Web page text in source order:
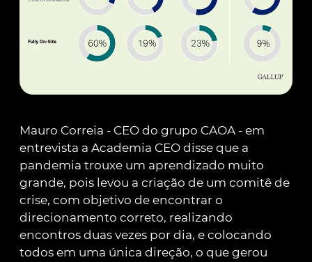
Mauro Correia - CEO do grupo CAOA - em
entrevista a Academia CEO disse que a
pandemia trouxe um aprendizado muito
grande, pois levou a criação de um comitê de
crise, com objetivo de encontrar o
direcionamento correto, realizando
encontros duas vezes por dia, e colocando
todos em uma única direção, o que gerou